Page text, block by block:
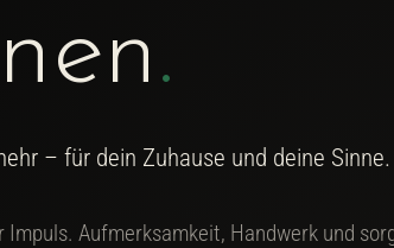
.
– für dein Zuhause und deine Sinne.
Aufmerksamkeit, Handwerk und